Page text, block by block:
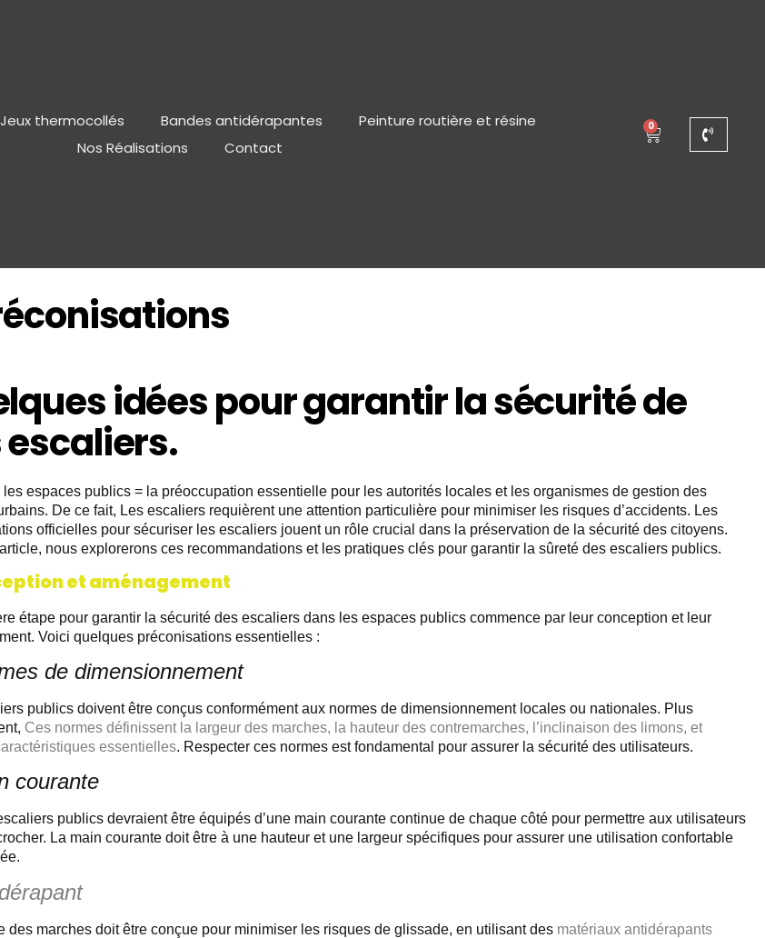
Jeux thermocollés Bandes antidérapantes
Peinture routière et résine
Nos Réalisations
Contact
0
idées pour garantir la sécurité de
les espaces publics = la préoccupation essentielle pour les autorités locales et les organismes de gestion des
De ce fait, Les escaliers requièrent une attention particulière pour minimiser les risques d’accidents. Les
officielles pour sécuriser les escaliers jouent un rôle crucial dans la préservation de la sécurité des citoyens.
nous explorerons ces recommandations et les pratiques clés pour garantir la sûreté des escaliers publics.
et aménagement
étape pour garantir la sécurité des escaliers dans les espaces publics commence par leur conception et leur
Voici quelques préconisations essentielles :
de dimensionnement
publics doivent être conçus conformément aux normes de dimensionnement locales ou nationales. Plus
Ces normes définissent la largeur des marches, la hauteur des contremarches, l’inclinaison des limons, et
essentielles. Respecter ces normes est fondamental pour assurer la sécurité des utilisateurs.
courante
publics devraient être équipés d’une main courante continue de chaque côté pour permettre aux utilisateurs
La main courante doit être à une hauteur et une largeur spécifiques pour assurer une utilisation confortable
des marches doit être conçue pour minimiser les risques de glissade, en utilisant des matériaux antidérapants